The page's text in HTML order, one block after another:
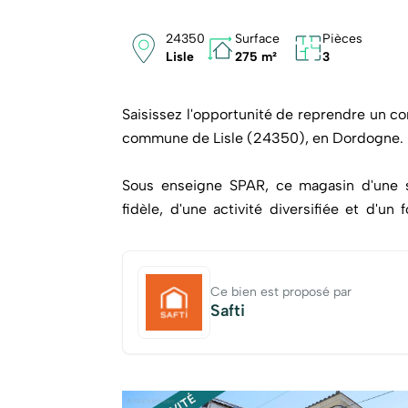
24350
Lisle
Surface
275 m²
Pièces
3
Saisissez l'opportunité de reprendre un
commune de Lisle (24350), en Dordogne.
Sous enseigne SPAR, ce magasin
fidèle, d'une activité diversifiée et d'un
Lisle est une commune particulièrement
dispose de nombreux commerces,
notamment durant la saison estivale.
Ce bien est proposé par
Safti